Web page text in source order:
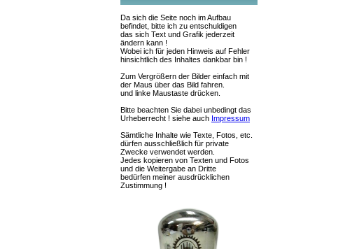
Da sich die Seite noch im Aufbau
befindet, bitte ich zu entschuldigen
das sich Text und Grafik jederzeit
ändern kann !
Wobei ich für jeden Hinweis auf Fehler
hinsichtlich des Inhaltes dankbar bin !
Zum Vergrößern der Bilder einfach mit
der Maus über das Bild fahren.
und linke Maustaste drücken.
Bitte beachten Sie dabei unbedingt das
Urheberrecht ! siehe auch Impressum
Sämtliche Inhalte wie Texte, Fotos, etc.
dürfen ausschließlich für private
Zwecke verwendet werden.
Jedes kopieren von Texten und Fotos
und die Weitergabe an Dritte
bedürfen meiner ausdrücklichen
Zustimmung !